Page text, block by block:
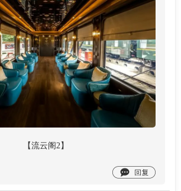
【流云阁2】
